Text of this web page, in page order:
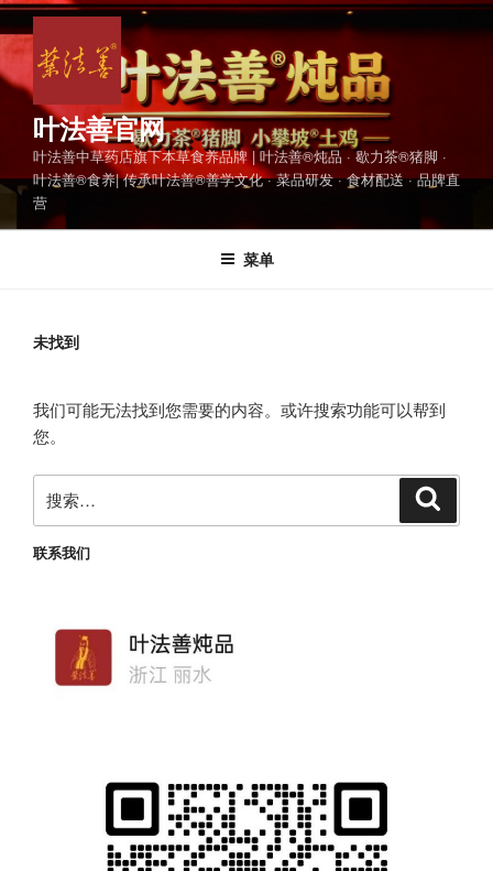
跳
至
容
叶法善官网
叶法善中草药店旗下本草食养品牌 | 叶法善®炖品 · 歇力茶®猪脚 ·
叶法善®食养| 传承叶法善®善学文化 · 菜品研发 · 食材配送 · 品牌直
营
菜单
未找到
我们可能无法找到您需要的内容。或许搜索功能可以帮到
您。
索：
联系我们